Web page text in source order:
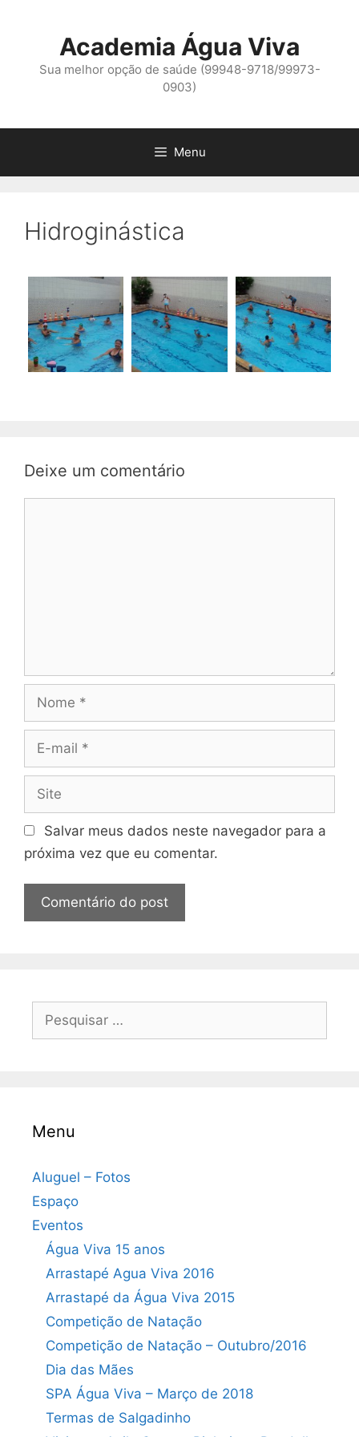
conteúdo
Academia Água Viva
Sua melhor opção de saúde (99948-9718/99973-
0903)
Menu
Hidroginástica
Deixe um comentário
mail
Salvar meus dados neste navegador para a
próxima vez que eu comentar.
Pesquisar
Menu
Aluguel – Fotos
Espaço
Eventos
Água Viva 15 anos
Arrastapé Agua Viva 2016
Arrastapé da Água Viva 2015
Competição de Natação
Competição de Natação – Outubro/2016
Dia das Mães
SPA Água Viva – Março de 2018
Termas de Salgadinho